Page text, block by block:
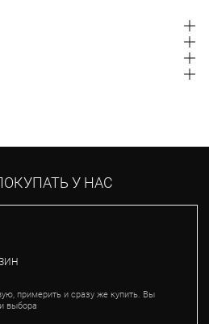
У НАС
примерить и сразу же купить. Вы
выбора